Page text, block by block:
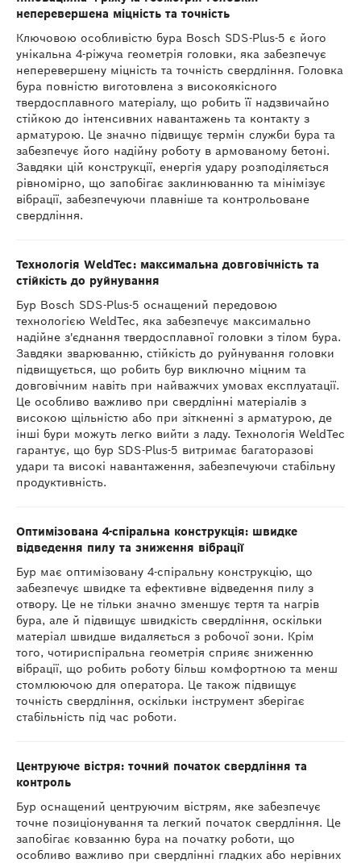
неперевершена міцність та точність
Ключовою особливістю бура Bosch SDS-Plus-5 є його
унікальна 4-ріжуча геометрія головки, яка забезпечує
неперевершену міцність та точність свердління. Головка
бура повністю виготовлена з високоякісного
твердосплавного матеріалу, що робить її надзвичайно
стійкою до інтенсивних навантажень та контакту з
арматурою. Це значно підвищує термін служби бура та
забезпечує його надійну роботу в армованому бетоні.
Завдяки цій конструкції, енергія удару розподіляється
рівномірно, що запобігає заклинюванню та мінімізує
вібрації, забезпечуючи плавніше та контрольоване
свердління.
Технологія WeldTec: максимальна довговічність та
стійкість до руйнування
Бур Bosch SDS-Plus-5 оснащений передовою
технологією WeldTec, яка забезпечує максимально
надійне з'єднання твердосплавної головки з тілом бура.
Завдяки зварюванню, стійкість до руйнування головки
підвищується, що робить бур виключно міцним та
довговічним навіть при найважчих умовах експлуатації.
Це особливо важливо при свердлінні матеріалів з
високою щільністю або при зіткненні з арматурою, де
інші бури можуть легко вийти з ладу. Технологія WeldTec
гарантує, що бур SDS-Plus-5 витримає багаторазові
удари та високі навантаження, забезпечуючи стабільну
продуктивність.
Оптимізована 4-спіральна конструкція: швидке
відведення пилу та зниження вібрації
Бур має оптимізовану 4-спіральну конструкцію, що
забезпечує швидке та ефективне відведення пилу з
отвору. Це не тільки значно зменшує тертя та нагрів
бура, але й підвищує швидкість свердління, оскільки
матеріал швидше видаляється з робочої зони. Крім
того, чотириспіральна геометрія сприяє зниженню
вібрації, що робить роботу більш комфортною та менш
стомлюючою для оператора. Це також підвищує
точність свердління, оскільки інструмент зберігає
стабільність під час роботи.
Центруюче вістря: точний початок свердління та
контроль
Бур оснащений центруючим вістрям, яке забезпечує
точне позиціонування та легкий початок свердління. Це
запобігає ковзанню бура на початку роботи, що
особливо важливо при свердлінні гладких або нерівних